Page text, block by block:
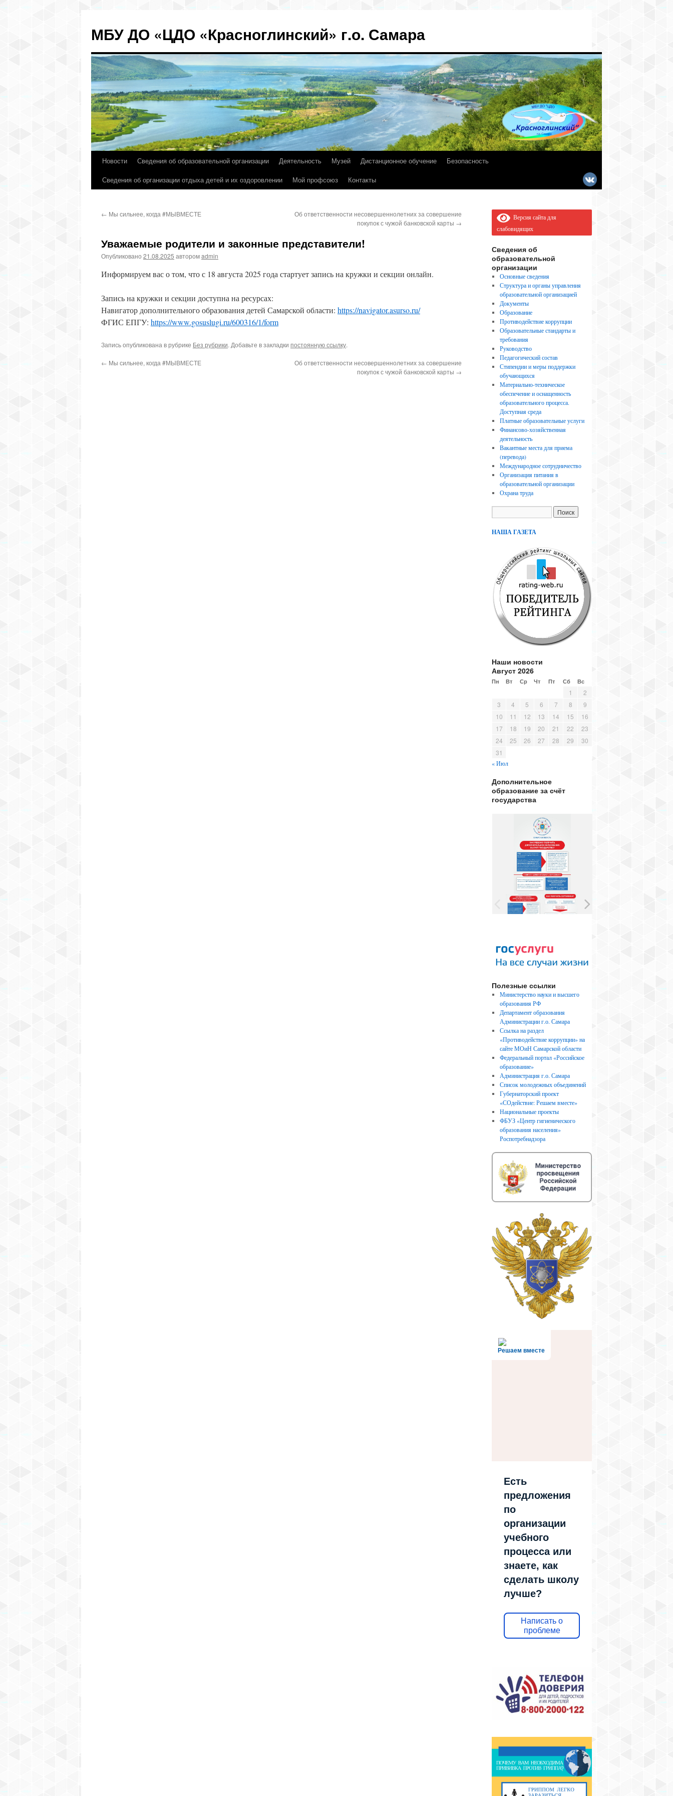
МБУ ДО «ЦДО «Красноглинский» г.о. Самара
Перейти
Новости Сведения об образовательной организации Деятельность Музей Дистанционное обучение
Безопасность
Сведения об организации отдыха детей и их оздоровлении
Мой профсоюз Контакты
← Мы сильнее, когда #МЫВМЕСТЕ
Об ответственности несовершеннолетних за совершение
покупок с чужой банковской карты →
Уважаемые родители и законные представители!
Опубликовано 21.08.2025 авторомadmin
Информируем вас о том, что с 18 августа 2025 года стартует запись на кружки и секции онлайн.
Запись на кружки и секции доступна на ресурсах:
Навигатор дополнительного образования детей Самарской области: https://navigator.asurso.ru/
ФГИС ЕПГУ: https://www.gosuslugi.ru/600316/1/form
Запись опубликована в рубрике Без рубрики. Добавьте в закладки постоянную ссылку.
← Мы сильнее, когда #МЫВМЕСТЕ
Об ответственности несовершеннолетних за совершение
покупок с чужой банковской карты →
Версия сайта для
слабовидящих
Сведения об
образовательной
организации
Основные сведения
Структура и органы управления
образовательной организацией
Документы
Образование
Противодействие коррупции
Образовательные стандарты и
требования
Руководство
Педагогический состав
Стипендии и меры поддержки
обучающихся
Материально-техническое
обеспечение и оснащенность
образовательного процесса.
Доступная среда
Платные образовательные услуги
Финансово-хозяйственная
деятельность
Вакантные места для приема
(перевода)
Международное сотрудничество
Организация питания в
образовательной организации
Охрана труда
НАША ГАЗЕТА
Наши новости
Август 2026
Пн Вт Ср Чт Пт Сб Вс
1
2
3
4 5 6 7 8
9
10
11 12 13 14 15
16
17
18 19 20 21 22
23
24
25 26 27 28 29
30
31
« Июл
Дополнительное
образование за счёт
государства
Полезные ссылки
Министерство науки и высшего
образования РФ
Департамент образования
Администрации г.о. Самара
Ссылка на раздел
«Противодействие коррупции» на
сайте МОиН Самарской области
Федеральный портал «Российское
образование»
Администрация г.о. Самара
Список молодежных объединений
Губернаторский проект
«СОдействие: Решаем вместе»
Национальные проекты
ФБУЗ «Центр гигиенического
образования населения»
Роспотребнадзора
Решаем вместе
Есть
предложения
по
организации
учебного
процесса или
знаете, как
сделать школу
лучше?
Написать о
проблеме